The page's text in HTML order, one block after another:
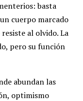
basta
cuerpo marcado
al olvido.La
pero su función
abundan las
optimismo